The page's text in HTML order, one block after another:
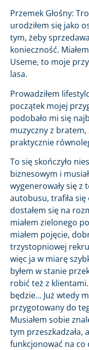
Przemek Głośny:
urodziłem się jako
tym, żeby
konieczność.
Useme, to moje
lasa.
Prowadziłem
początek mojej
podobało mi się
muzyczny z bratem,
praktycznie
To się skończyło
biznesowym i
wygenerowały się z
autobusu, trafiła się
dostałem się na
miałem zielonego
miałem pojęcie,
trzystopniowej
więc ja w miarę
byłem w stanie
robić też z
będzie… Już wtedy
przygotowany do
Musiałem sobie
tym przeszkadzała,
funkcjonować na co